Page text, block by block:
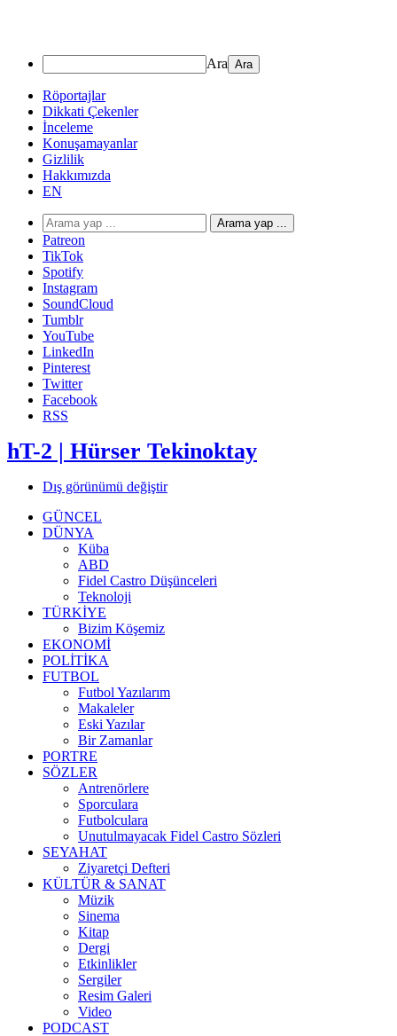
Ara
Röportajlar
Dikkati Çekenler
İnceleme
Konuşamayanlar
Gizlilik
Hakkımızda
EN
Arama yap ...
Patreon
TikTok
Spotify
Instagram
SoundCloud
Tumblr
YouTube
LinkedIn
Pinterest
Twitter
Facebook
RSS
hT-2 | Hürser Tekinoktay
Dış görünümü değiştir
GÜNCEL
DÜNYA
Küba
ABD
Fidel Castro Düşünceleri
Teknoloji
TÜRKİYE
Bizim Köşemiz
EKONOMİ
POLİTİKA
FUTBOL
Futbol Yazılarım
Makaleler
Eski Yazılar
Bir Zamanlar
PORTRE
SÖZLER
Antrenörlere
Sporculara
Futbolculara
Unutulmayacak Fidel Castro Sözleri
SEYAHAT
Ziyaretçi Defteri
KÜLTÜR & SANAT
Müzik
Sinema
Kitap
Dergi
Etkinlikler
Sergiler
Resim Galeri
Video
PODCAST